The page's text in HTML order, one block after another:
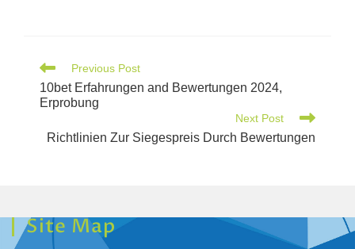
Previous Post
10bet Erfahrungen and Bewertungen 2024,
Erprobung
Next Post
Richtlinien Zur Siegespreis Durch Bewertungen
Site Map